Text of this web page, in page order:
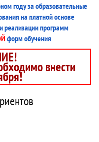
году за образовательные
на платной основе
реализации программ
форм обучения
внести